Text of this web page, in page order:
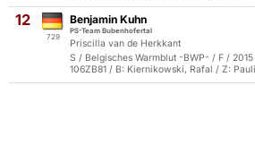
12
729
Benjamin Kuhn
PS-Team Bubenhofertal
Priscilla van de Herkkant
S / Belgisches Warmblut -BWP- / F /
106ZB81 / B: Kiernikowski, Rafal / Z: